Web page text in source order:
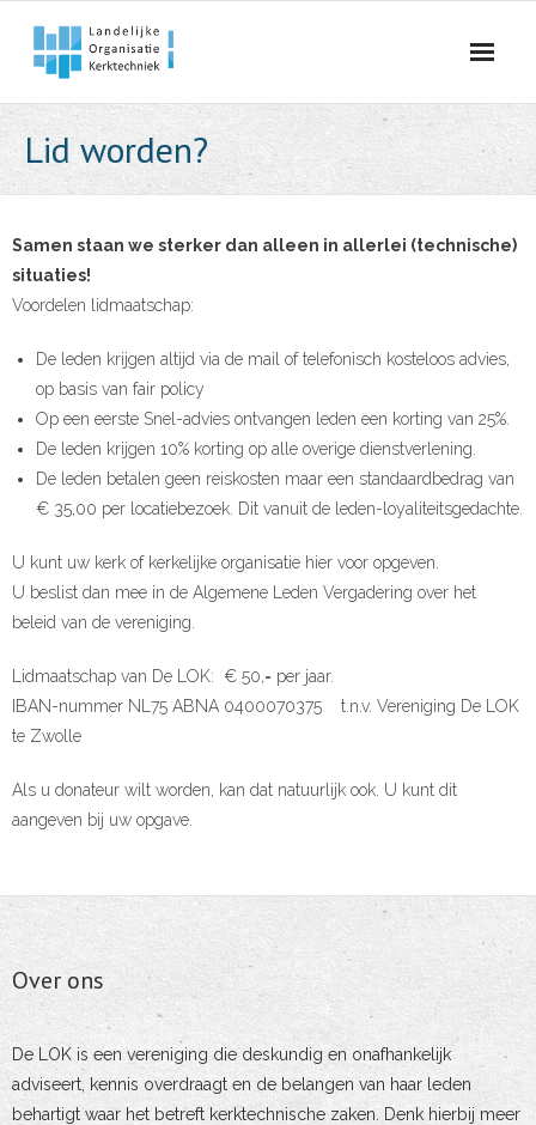
content
Lid worden?
Samen staan we sterker dan alleen in allerlei (technische)
situaties!
Voordelen lidmaatschap:
De leden krijgen altijd via de mail of telefonisch kosteloos advies,
op basis van fair policy
Op een eerste Snel-advies ontvangen leden een korting van 25%.
De leden krijgen 10% korting op alle overige dienstverlening.
De leden betalen geen reiskosten maar een standaardbedrag van
€ 35,00 per locatiebezoek. Dit vanuit de leden-loyaliteitsgedachte.
U kunt uw kerk of kerkelijke organisatie hier voor opgeven.
U beslist dan mee in de Algemene Leden Vergadering over het
beleid van de vereniging.
Lidmaatschap van De LOK: € 50,= per jaar.
IBAN-nummer NL75 ABNA 0400070375 t.n.v. Vereniging De LOK
te Zwolle
Als u donateur wilt worden, kan dat natuurlijk ook. U kunt dit
aangeven bij uw opgave.
Over ons
De LOK is een vereniging die deskundig en onafhankelijk
adviseert, kennis overdraagt en de belangen van haar leden
behartigt waar het betreft kerktechnische zaken. Denk hierbij meer